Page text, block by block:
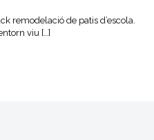
remodelació de patis d’escola.
viu […]